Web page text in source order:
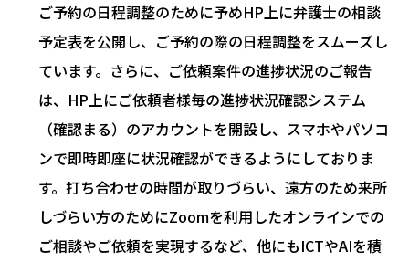
ご予約の日程調整のために予めHP上に弁護士の相談
予定表を公開し、ご予約の際の日程調整をスムーズし
ています。さらに、ご依頼案件の進捗状況のご報告
は、HP上にご依頼者様毎の進捗状況確認システム
（確認まる）のアカウントを開設し、スマホやパソコ
ンで即時即座に状況確認ができるようにしておりま
す。打ち合わせの時間が取りづらい、遠方のため来所
しづらい方のためにZoomを利用したオンラインでの
ご相談やご依頼を実現するなど、他にもICTやAIを積